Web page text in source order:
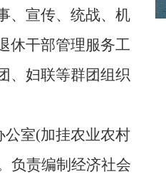
、宣传、统战、机
休干部管理服务工
、 妇联等群团组织
公室(加挂农业农村
负责编制经济社会